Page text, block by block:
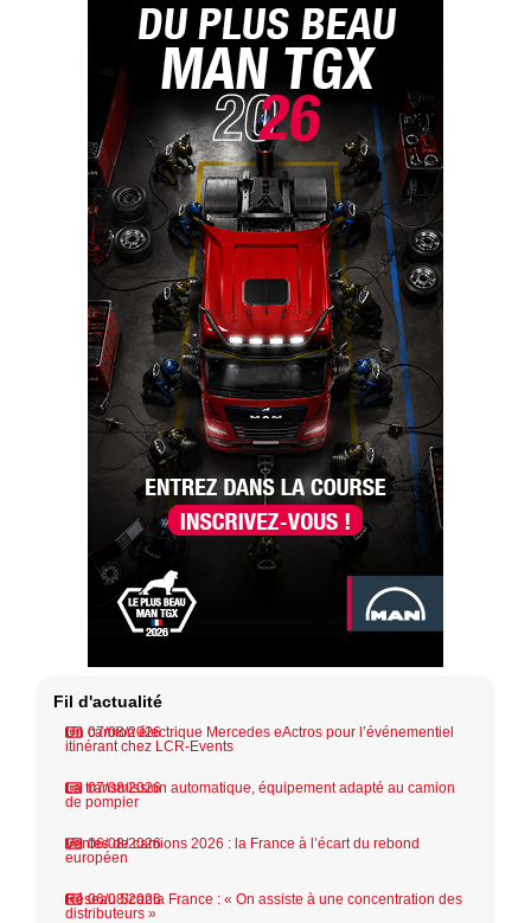
Fil d'actualité
07/08/2026
Un camion électrique Mercedes eActros pour l’événementiel
itinérant chez LCR-Events
07/08/2026
La transmission automatique, équipement adapté au camion
de pompier
06/08/2026
Ventes de camions 2026 : la France à l’écart du rebond
européen
06/08/2026
Réseau Scania France : « On assiste à une concentration des
distributeurs »